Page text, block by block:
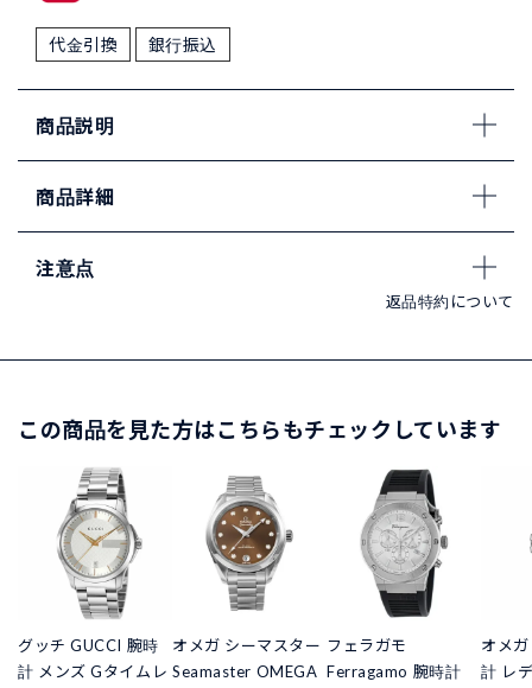
代金引換 銀行振込
商品説明
商品詳細
注意点
返品特約について
この商品を見た方はこちらもチェックしています
グッチ GUCCI 腕時
計 メンズ Gタイムレ
オメガ シーマスター
Seamaster OMEGA
フェラガモ
Ferragamo 腕時計
オメ
計 レ